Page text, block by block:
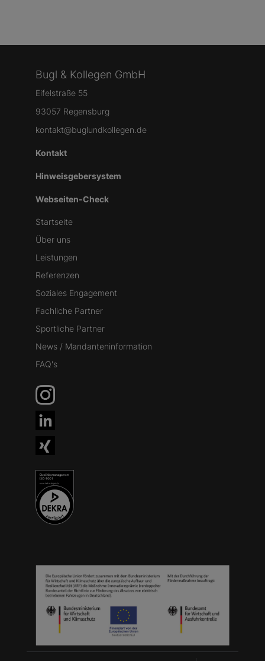
Startseite
Über uns
Leistungen
Referenzen
Soziales Engagement
Fachliche Partner
Sportliche Partner
News / Mandanteninformation
FAQ's
Bugl & Kollegen GmbH
Eifelstraße 55
93057 Regensburg
kontakt@buglundkollegen.de
Kontakt
Hinweisgebersystem
Webseiten-Check